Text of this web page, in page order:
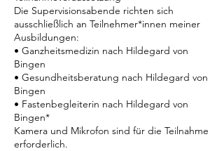
Die Supervisionsabende richten sich
ausschließlich an Teilnehmer*innen meiner
Ausbildungen:
• Ganzheitsmedizin nach Hildegard von
Bingen
• Gesundheitsberatung nach Hildegard von
Bingen
• Fastenbegleiterin nach Hildegard von
Bingen*
Kamera und Mikrofon sind für die Teilnahme
erforderlich.